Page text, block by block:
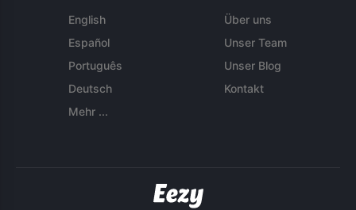
English
Español
Português
Deutsch
Mehr ...
Über uns
Unser Team
Unser Blog
Kontakt